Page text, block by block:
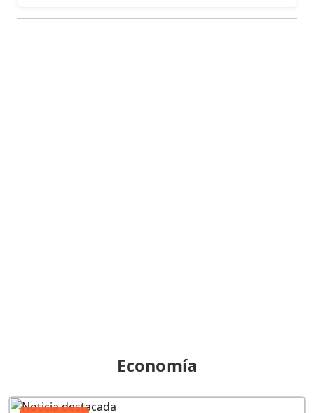
Economía